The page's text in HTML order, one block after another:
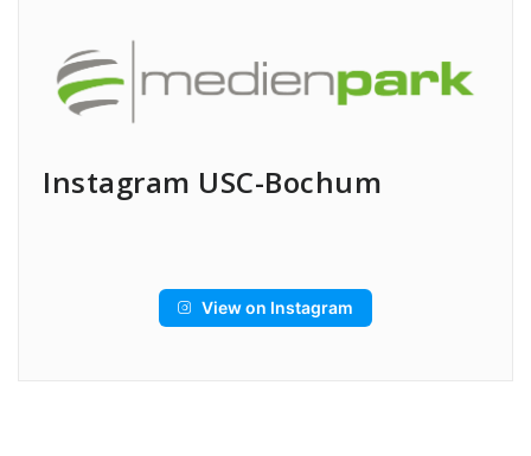
Instagram USC-Bochum
View on Instagram